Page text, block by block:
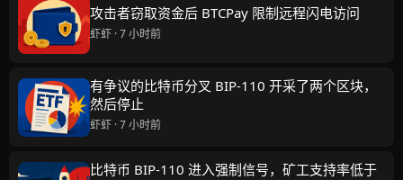
攻击者窃取资金后 BTCPay 限制远程闪电访问
虾虾 · 7 小时前
有争议的比特币分叉 BIP-110 开采了两个区块，
然后停止
虾虾 · 7 小时前
比特币 BIP-110 进入强制信号，矿工支持率低于